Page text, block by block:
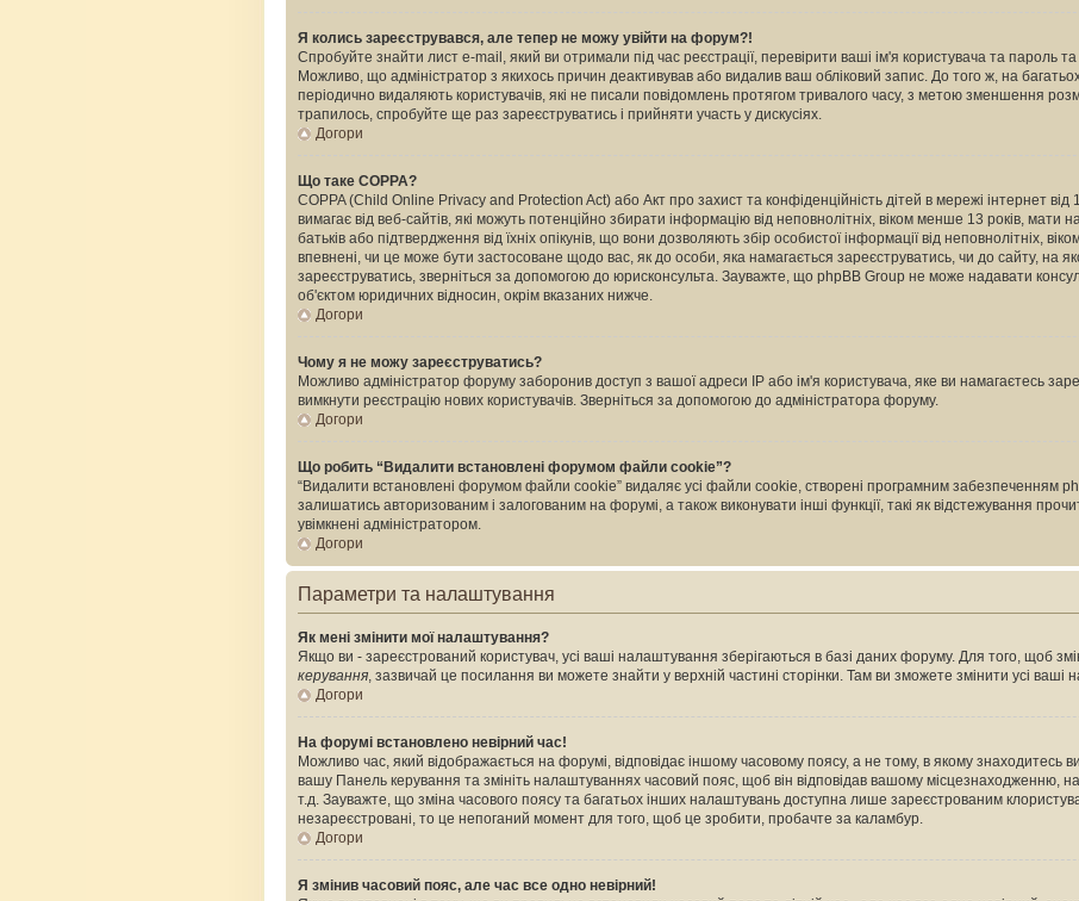
Я колись зареєструвався, але тепер не можу увійти на форум?!
Спробуйте знайти лист e-mail, який ви отримали під час реєстрації, перевірити ваші ім'я користувача та пароль
Можливо, що адміністратор з якихось причин деактивував або видалив ваш обліковий запис. До того ж, на
періодично видаляють користувачів, які не писали повідомлень протягом тривалого часу, з метою зменшення
трапилось, спробуйте ще раз зареєструватись і прийняти участь у дискусіях.
Догори
Що таке COPPA?
COPPA (Child Online Privacy and Protection Act) або Акт про захист та конфіденційність дітей в мережі інтернет
вимагає від веб-сайтів, які можуть потенційно збирати інформацію від неповнолітніх, віком менше 13 років, мати
батьків або підтвердження від їхніх опікунів, що вони дозволяють збір особистої інформації від неповнолітніх,
впевнені, чи це може бути застосоване щодо вас, як до особи, яка намагається зареєструватись, чи до сайту, на
зареєструватись, зверніться за допомогою до юрисконсульта. Зауважте, що phpBB Group не може надавати
об'єктом юридичних відносин, окрім вказаних нижче.
Догори
Чому я не можу зареєструватись?
Можливо адміністратор форуму заборонив доступ з вашої адреси IP або ім'я користувача, яке ви намагаєтесь
вимкнути реєстрацію нових користувачів. Зверніться за допомогою до адміністратора форуму.
Догори
Що робить “Видалити встановлені форумом файли cookie”?
“Видалити встановлені форумом файли cookie” видаляє усі файли cookie, створені програмним забезпеченням
залишатись авторизованим і залогованим на форумі, а також виконувати інші функції, такі як відстежування
увімкнені адміністратором.
Догори
Параметри та налаштування
Як мені змінити мої налаштування?
Якщо ви - зареєстрований користувач, усі ваші налаштування зберігаються в базі даних форуму. Для того, щоб
керування, зазвичай це посилання ви можете знайти у верхній частині сторінки. Там ви зможете змінити усі
Догори
На форумі встановлено невірний час!
Можливо час, який відображається на форумі, відповідає іншому часовому поясу, а не тому, в якому знаходитесь
вашу Панель керування та змініть налаштуваннях часовий пояс, щоб він відповідав вашому місцезнаходженню,
т.д. Зауважте, що зміна часового поясу та багатьох інших налаштувань доступна лише зареєстрованим
незареєстровані, то це непоганий момент для того, щоб це зробити, пробачте за каламбур.
Догори
Я змінив часовий пояс, але час все одно невірний!